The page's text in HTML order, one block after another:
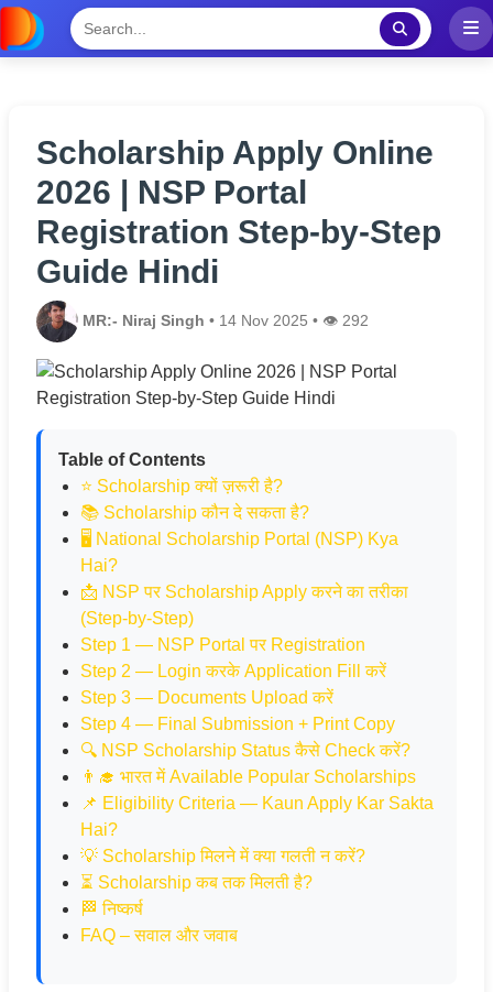
Scholarship Apply Online
2026 | NSP Portal
Registration Step-by-Step
Guide Hindi
MR:- Niraj Singh • 14 Nov 2025 • 👁️ 292
Table of Contents
⭐ Scholarship क्यों ज़रूरी है?
📚 Scholarship कौन दे सकता है?
🖥️ National Scholarship Portal (NSP) Kya
Hai?
📩 NSP पर Scholarship Apply करने का तरीका
(Step-by-Step)
Step 1 — NSP Portal पर Registration
Step 2 — Login करके Application Fill करें
Step 3 — Documents Upload करें
Step 4 — Final Submission + Print Copy
🔍 NSP Scholarship Status कैसे Check करें?
👨‍🎓 भारत में Available Popular Scholarships
📌 Eligibility Criteria — Kaun Apply Kar Sakta
Hai?
💡 Scholarship मिलने में क्या गलती न करें?
⏳ Scholarship कब तक मिलती है?
🏁 निष्कर्ष
FAQ – सवाल और जवाब